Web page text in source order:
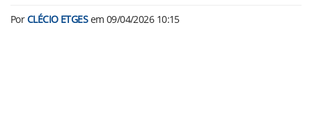
PorCLÉCIO ETGESem 09/04/2026 10:15